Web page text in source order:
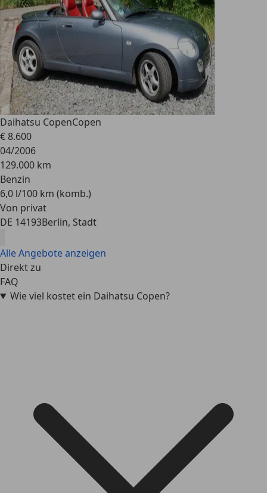
Daihatsu CopenCopen
€ 8.600
04/2006
129.000 km
Benzin
6,0 l/100 km (komb.)
Von privat
DE 14193Berlin, Stadt
Alle Angebote anzeigen
Direkt zu
FAQ
Wie viel kostet ein Daihatsu Copen?